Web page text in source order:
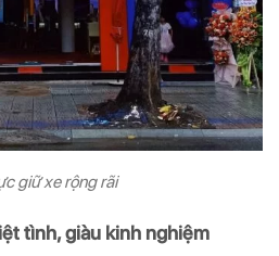
giữ xe rộng rãi
tình, giàu kinh nghiệm